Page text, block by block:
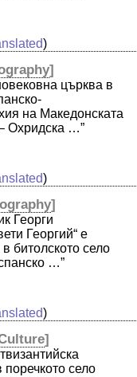
)
]
църква в
на Македонската
Охридска …”
)
]
Георги
Георгий“ е
битолското село
…”
)
]
село